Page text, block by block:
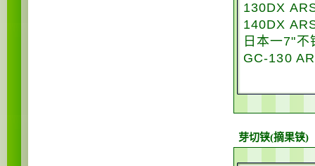
130DX
140DX
日本一7"
GC-130
芽切铗(摘果铗)